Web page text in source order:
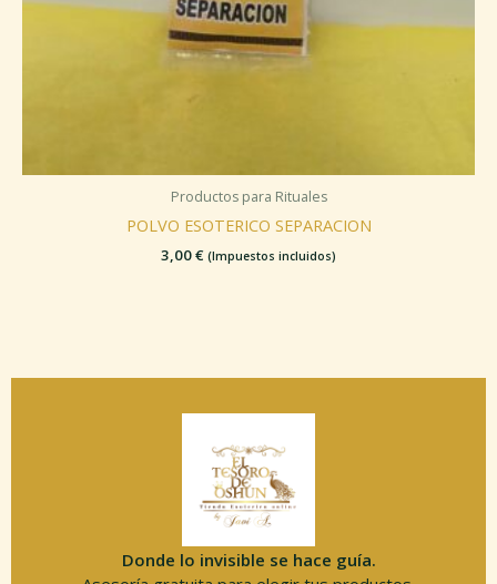
Productos para Rituales
POLVO ESOTERICO SEPARACION
3,00€ (Impuestos incluidos)
Donde lo invisible se hace guía.